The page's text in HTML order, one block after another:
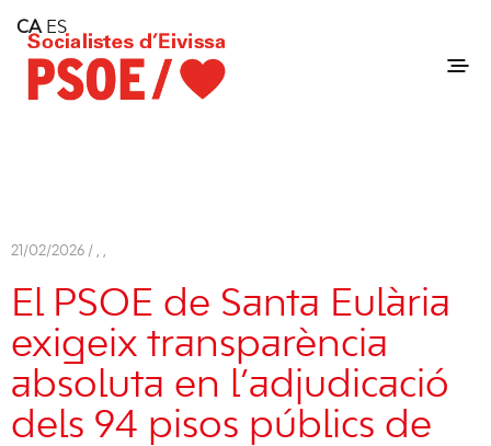
Consell Insular d'Eivissa
Services
Contact
21/02/2026 / , ,
El PSOE de Santa Eulària
exigeix transparència
absoluta en l’adjudicació
dels 94 pisos públics de
CA ES